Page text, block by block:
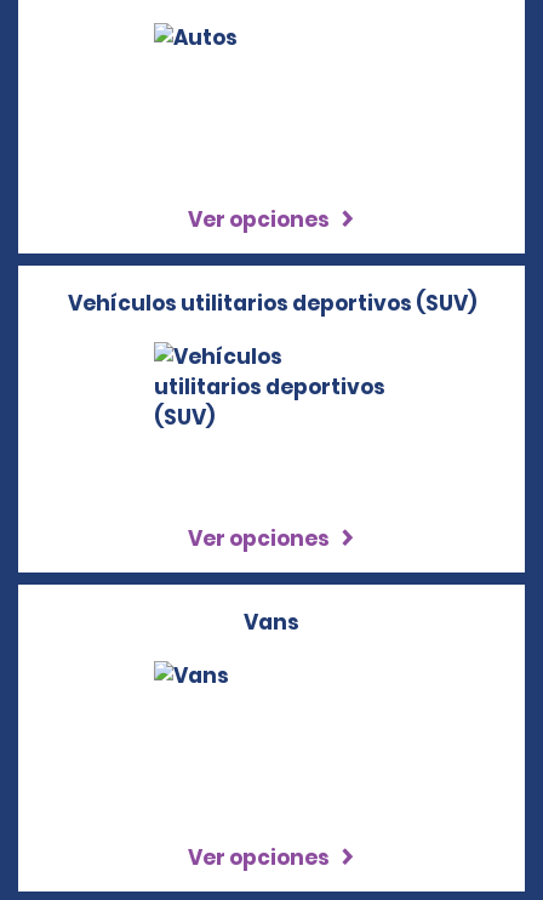
Ver opciones
Vehículos utilitarios deportivos (SUV)
Ver opciones
Vans
Ver opciones